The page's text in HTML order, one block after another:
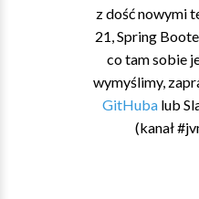
z dość nowymi
21, Spring
co tam sobie
wymyślimy,
GitHubalub
(kanał